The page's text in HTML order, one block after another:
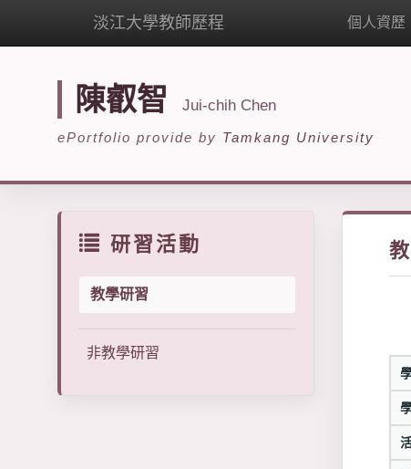
淡江大學教師歷程 個人資歷
陳叡智 Jui-chih Chen
ePortfolio provide by Tamkang University
研習活動
教學研習
非教學研習